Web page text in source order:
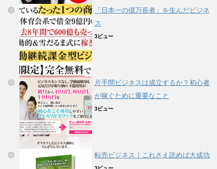
「日本一の億万長者」を生んだビジネ
ス
3ビュー
片手間ビジネスは成立するか？初心者
が稼ぐために重要なこと
3ビュー
転売ビジネス｜これさえ読めば大成功